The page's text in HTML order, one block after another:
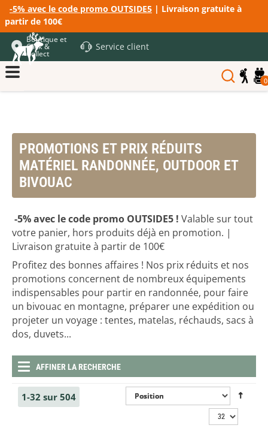
-5% avec le code promo OUTSIDE5 | Livraison gratuite à
partir de 100€
Boutique et
Click &
Collect
Service client
0
PROMOTIONS ET PRIX RÉDUITS
MATÉRIEL RANDONNÉE, OUTDOOR ET
BIVOUAC
-5% avec le code promo OUTSIDE5 ! Valable sur tout
votre panier, hors produits déjà en promotion. |
Livraison gratuite à partir de 100€
Profitez des bonnes affaires ! Nos prix réduits et nos
promotions concernent de nombreux équipements
indispensables pour partir en randonnée, pour faire
un bivouac en montagne, préparer une expédition ou
projeter un voyage : tentes, matelas, réchauds, sacs à
dos, duvets...
AFFINER LA RECHERCHE
1-32 sur 504